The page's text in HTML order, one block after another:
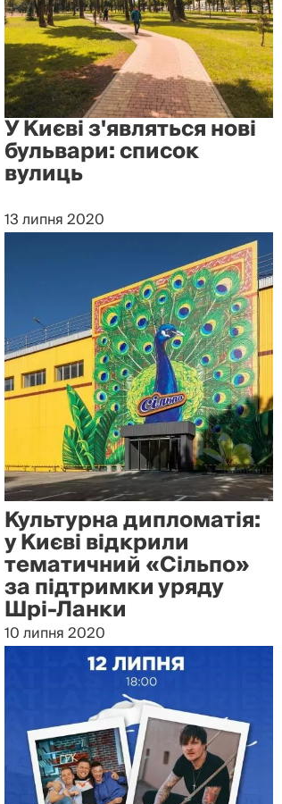
У Києві з'являться нові
бульвари: список
вулиць
13 липня 2020
Культурна дипломатія:
у Києві відкрили
тематичний «Сільпо»
за підтримки уряду
Шрі-Ланки
10 липня 2020